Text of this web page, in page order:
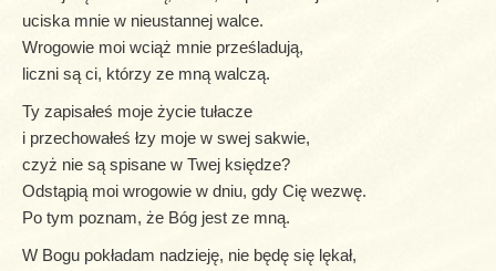
uciska mnie w nieustannej walce.
Wrogowie moi wciąż mnie prześladują,
liczni są ci, którzy ze mną walczą.
Ty zapisałeś moje życie tułacze
i przechowałeś łzy moje w swej sakwie,
czyż nie są spisane w Twej księdze?
Odstąpią moi wrogowie w dniu, gdy Cię wezwę.
Po tym poznam, że Bóg jest ze mną.
W Bogu pokładam nadzieję, nie będę się lękał,